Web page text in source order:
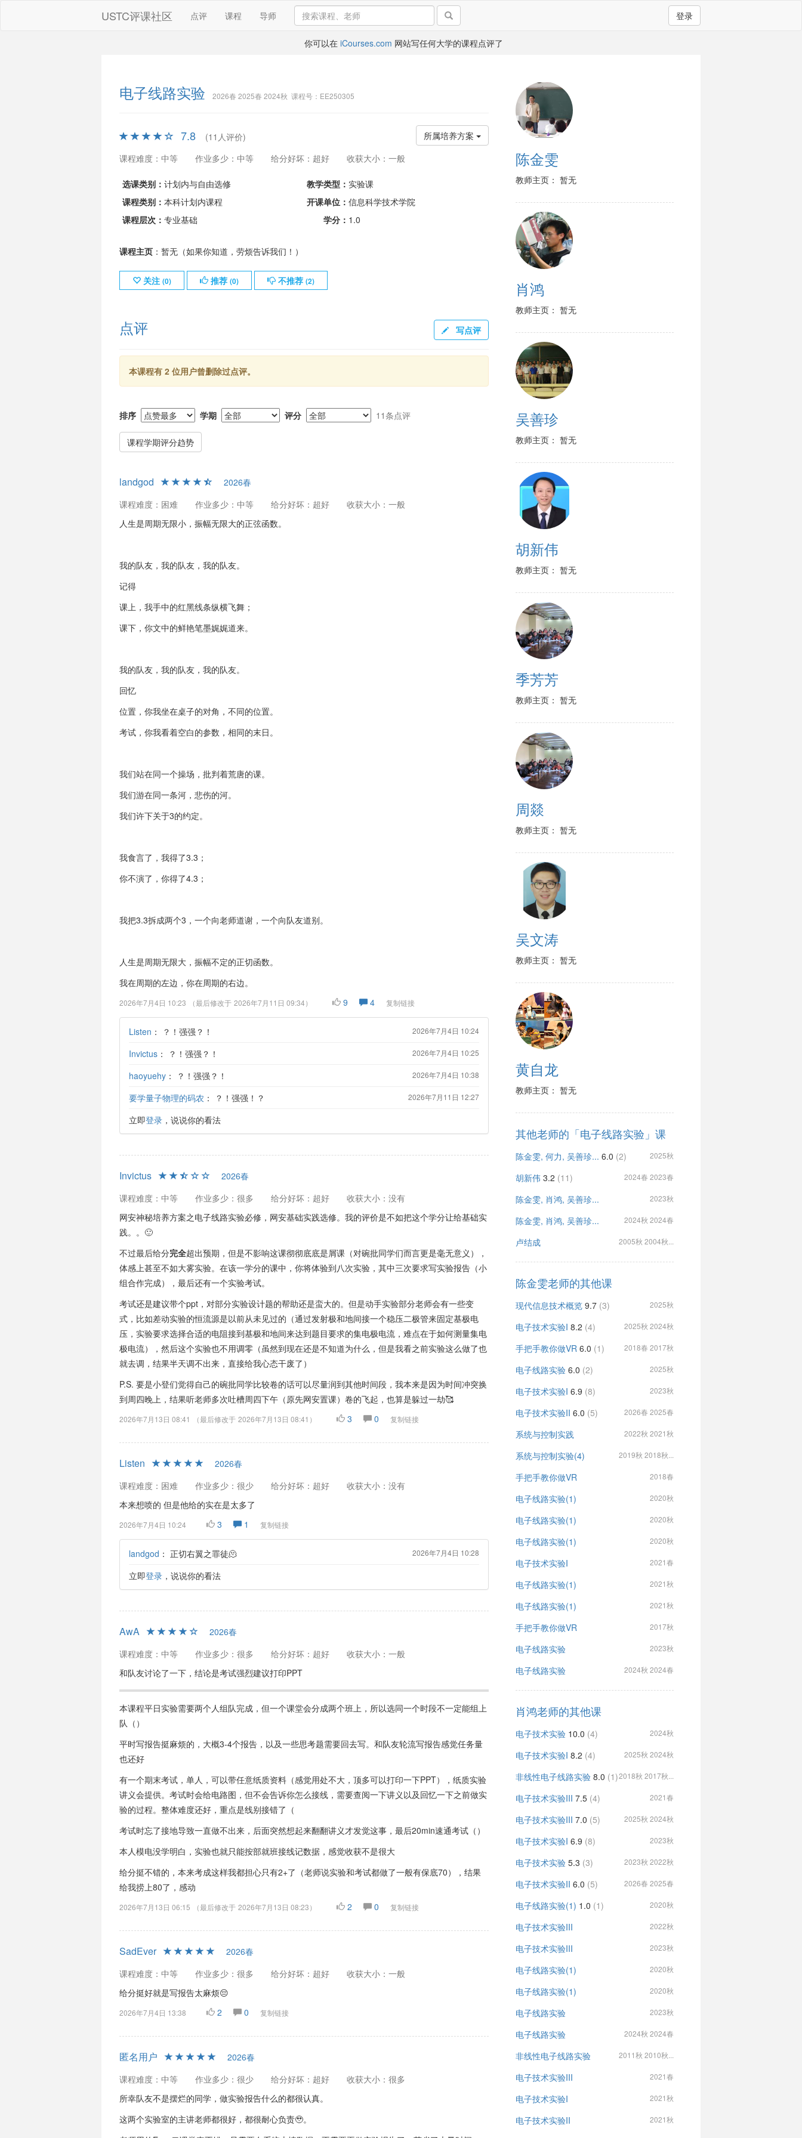
USTC评课社区 点评 课程 导师 登录
你可以在 iCourses.com 网站写任何大学的课程点评了
电子线路实验 2026春 2025春 2024秋 课程号：EE250305
所属培养方案
7.8
(11人评价)
课程难度：中等
作业多少：中等 给分好坏：超好 收获大小：一般
选课类别： 计划内与自由选修 教学类型： 实验课
课程类别： 本科计划内课程 开课单位： 信息科学技术学院
课程层次： 专业基础 学分： 1.0
课程主页：暂无（如果你知道，劳烦告诉我们！）
关注 (0) 推荐 (0) 不推荐 (2)
点评 写点评
本课程有 2 位用户曾删除过点评。
排序 学期 评分 11条点评
课程学期评分趋势
landgod
2026春
课程难度：困难
作业多少：中等 给分好坏：超好
收获大小：一般
人生是周期无限小，振幅无限大的正弦函数。
我的队友，我的队友，我的队友。
记得
课上，我手中的红黑线条纵横飞舞；
课下，你文中的鲜艳笔墨娓娓道来。
我的队友，我的队友，我的队友。
回忆
位置，你我坐在桌子的对角，不同的位置。
考试，你我看着空白的参数，相同的末日。
我们站在同一个操场，批判着荒唐的课。
我们游在同一条河，悲伤的河。
我们许下关于3的约定。
我食言了，我得了3.3；
你不演了，你得了4.3；
我把3.3拆成两个3，一个向老师道谢，一个向队友道别。
人生是周期无限大，振幅不定的正切函数。
我在周期的左边，你在周期的右边。
2026年7月4日 10:23 （最后修改于 2026年7月11日 09:34） 9 4 复制链接
Listen ： ？！强强？！ 2026年7月4日 10:24
Invictus： ？！强强？！ 2026年7月4日 10:25
haoyuehy： ？！强强？！ 2026年7月4日 10:38
要学量子物理的码农 ： ？！强强！？ 2026年7月11日 12:27
立即登录，说说你的看法
Invictus
2026春
课程难度：中等
作业多少：很多 给分好坏：超好
收获大小：没有
网安神秘培养方案之电子线路实验必修，网安基础实践选修。我的评价是不如把这个学分让给基础实
践。。🙂
不过最后给分完全超出预期，但是不影响这课彻彻底底是屑课（对碗批同学们而言更是毫无意义），
体感上甚至不如大雾实验。在该一学分的课中，你将体验到八次实验，其中三次要求写实验报告（小
组合作完成），最后还有一个实验考试。
考试还是建议带个ppt，对部分实验设计题的帮助还是蛮大的。但是动手实验部分老师会有一些变
式，比如差动实验的恒流源是以前从未见过的（通过发射极和地间接一个稳压二极管来固定基极电
压，实验要求选择合适的电阻接到基极和地间来达到题目要求的集电极电流，难点在于如何测量集电
极电流），然后这个实验也不用调零（虽然到现在还是不知道为什么，但是我看之前实验这么做了也
就去调，结果半天调不出来，直接给我心态干废了）
P.S. 要是小登们觉得自己的碗批同学比较卷的话可以尽量润到其他时间段，我本来是因为时间冲突换
到周四晚上，结果听老师多次吐槽周四下午（原先网安置课）卷的飞起，也算是躲过一劫🥰
2026年7月13日 08:41 （最后修改于 2026年7月13日 08:41 ） 3 0 复制链接
Listen
2026春
课程难度：困难
作业多少：很少 给分好坏：超好
收获大小：没有
本来想喷的 但是他给的实在是太多了
2026年7月4日 10:24 3 1 复制链接
landgod ： 正切右翼之罪徒🫠 2026年7月4日 10:28
立即登录，说说你的看法
AwA
2026春
课程难度：中等
作业多少：很多 给分好坏：超好
收获大小：一般
和队友讨论了一下，结论是考试强烈建议打印PPT
本课程平日实验需要两个人组队完成，但一个课堂会分成两个班上，所以选同一个时段不一定能组上
队（）
平时写报告挺麻烦的，大概3-4个报告，以及一些思考题需要回去写。和队友轮流写报告感觉任务量
也还好
有一个期末考试，单人，可以带任意纸质资料（感觉用处不大，顶多可以打印一下PPT），纸质实验
讲义会提供。考试时会给电路图，但不会告诉你怎么接线，需要查阅一下讲义以及回忆一下之前做实
验的过程。整体难度还好，重点是线别接错了（
考试时忘了接地导致一直做不出来，后面突然想起来翻翻讲义才发觉这事，最后20min速通考试（）
本人模电没学明白，实验也就只能按部就班接线记数据，感觉收获不是很大
给分挺不错的，本来考成这样我都担心只有2+了（老师说实验和考试都做了一般有保底70），结果
给我捞上80了，感动
2026年7月13日 06:15 （最后修改于 2026年7月13日 08:23） 2 0 复制链接
SadEver
2026春
课程难度：中等
作业多少：很多 给分好坏：超好
收获大小：一般
给分挺好就是写报告太麻烦😔
2026年7月4日 13:38 2 0 复制链接
匿名用户
2026春
课程难度：中等
作业多少：很少 给分好坏：超好
收获大小：很多
所幸队友不是摆烂的同学，做实验报告什么的都很认真。
这两个实验室的主讲老师都很好，都很耐心负责🥹。
陈金雯
教师主页： 暂无
肖鸿
教师主页： 暂无
吴善珍
教师主页： 暂无
胡新伟
教师主页： 暂无
季芳芳
教师主页： 暂无
周燚
教师主页： 暂无
吴文涛
教师主页： 暂无
黄自龙
教师主页： 暂无
其他老师的「电子线路实验」课
陈金雯, 何力, 吴善珍... 6.0 (2) 2025秋
胡新伟 3.2 (11) 2024春 2023春
陈金雯, 肖鸿, 吴善珍... 2023秋
陈金雯, 肖鸿, 吴善珍... 2024秋 2024春
卢结成 2005秋 2004秋...
陈金雯老师的其他课
现代信息技术概览 9.7 (3) 2025秋
电子技术实验I 8.2 (4) 2025秋 2024秋
手把手教你做VR 6.0 (1) 2018春 2017秋
电子线路实验 6.0 (2) 2025秋
电子技术实验I 6.9 (8) 2023秋
电子技术实验II 6.0 (5) 2026春 2025春
系统与控制实践 2022秋 2021秋
系统与控制实验(4) 2019秋 2018秋...
手把手教你做VR 2018春
电子线路实验(1) 2020秋
电子线路实验(1) 2020秋
电子线路实验(1) 2020秋
电子技术实验I 2021春
电子线路实验(1) 2021秋
电子线路实验(1) 2021秋
手把手教你做VR 2017秋
电子线路实验 2023秋
电子线路实验 2024秋 2024春
肖鸿老师的其他课
电子技术实验 10.0 (4) 2024秋
电子技术实验I 8.2 (4) 2025秋 2024秋
非线性电子线路实验 8.0 (1)2018秋 2017秋...
电子技术实验III 7.5 (4) 2021春
电子技术实验III 7.0 (5) 2025秋 2024秋
电子技术实验I 6.9 (8) 2023秋
电子技术实验 5.3 (3) 2023秋 2022秋
电子技术实验II 6.0 (5) 2026春 2025春
电子线路实验(1) 1.0 (1) 2020秋
电子技术实验III 2022秋
电子技术实验III 2023秋
电子线路实验(1) 2020秋
电子线路实验(1) 2020秋
电子线路实验 2023秋
电子线路实验 2024秋 2024春
非线性电子线路实验 2011秋 2010秋...
电子技术实验III 2021春
电子技术实验I 2021秋
电子技术实验II 2021秋